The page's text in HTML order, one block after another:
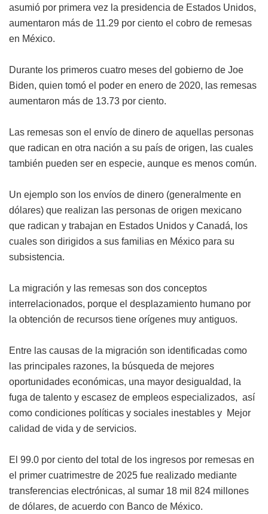
asumió por primera vez la presidencia de Estados Unidos,
aumentaron más de 11.29 por ciento el cobro de remesas
en México.
Durante los primeros cuatro meses del gobierno de Joe
Biden, quien tomó el poder en enero de 2020, las remesas
aumentaron más de 13.73 por ciento.
Las remesas son el envío de dinero de aquellas personas
que radican en otra nación a su país de origen, las cuales
también pueden ser en especie, aunque es menos común.
Un ejemplo son los envíos de dinero (generalmente en
dólares) que realizan las personas de origen mexicano
que radican y trabajan en Estados Unidos y Canadá, los
cuales son dirigidos a sus familias en México para su
subsistencia.
La migración y las remesas son dos conceptos
interrelacionados, porque el desplazamiento humano por
la obtención de recursos tiene orígenes muy antiguos.
Entre las causas de la migración son identificadas como
las principales razones, la búsqueda de mejores
oportunidades económicas, una mayor desigualdad, la
fuga de talento y escasez de empleos especializados, así
como condiciones políticas y sociales inestables y Mejor
calidad de vida y de servicios.
El 99.0 por ciento del total de los ingresos por remesas en
el primer cuatrimestre de 2025 fue realizado mediante
transferencias electrónicas, al sumar 18 mil 824 millones
de dólares, de acuerdo con Banco de México.